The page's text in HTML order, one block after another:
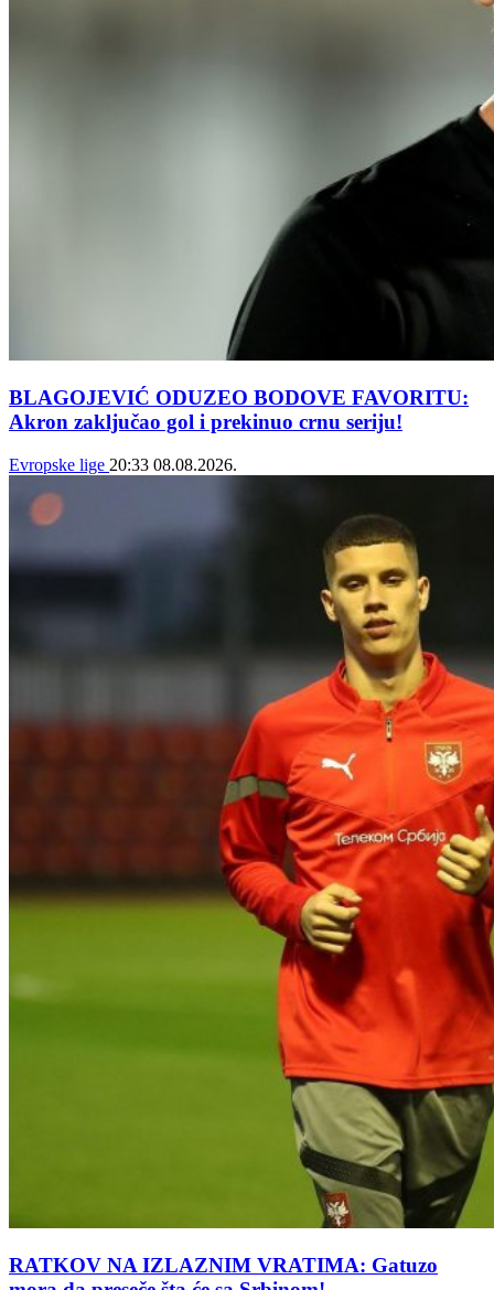
BLAGOJEVIĆ ODUZEO BODOVE FAVORITU:
Akron zaključao gol i prekinuo crnu seriju!
Evropske lige 20:33 08.08.2026.
RATKOV NA IZLAZNIM VRATIMA: Gatuzo